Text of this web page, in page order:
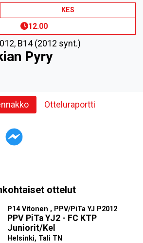
KES
12.00
, B14 (2012 synt.)
Pyry
Otteluraportti
ottelut
P14 Vitonen , PPV/PiTa YJ P2012
PPV PiTa YJ2 - FC KTP
Juniorit/Kel
Helsinki, Tali TN